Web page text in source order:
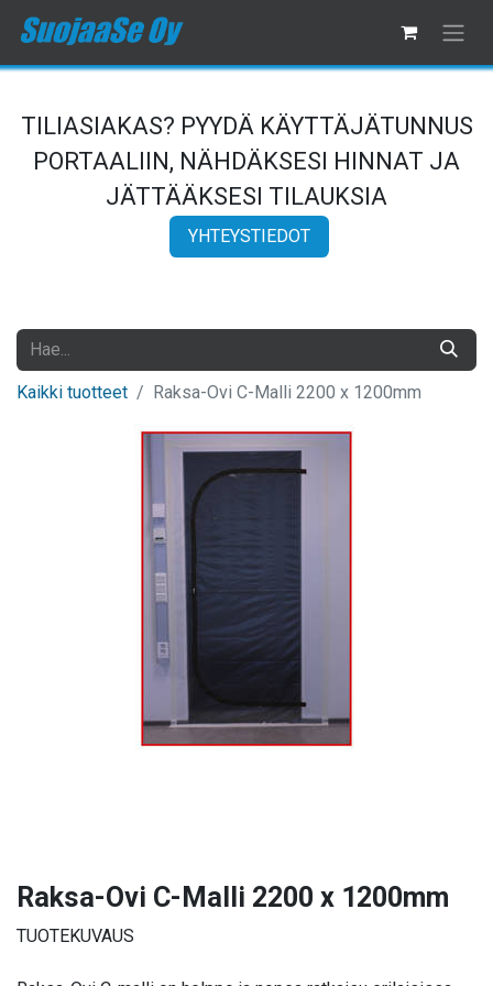
TILIASIAKAS? PYYDÄ KÄYTTÄJÄTUNNUS
PORTAALIIN, NÄHDÄKSESI HINNAT JA
JÄTTÄÄKSESI TILAUKSIA
YHTEYSTIEDOT
Kaikki tuotteet Raksa-Ovi C-Malli 2200 x 1200mm
Raksa-Ovi C-Malli 2200 x 1200mm
TUOTEKUVAUS